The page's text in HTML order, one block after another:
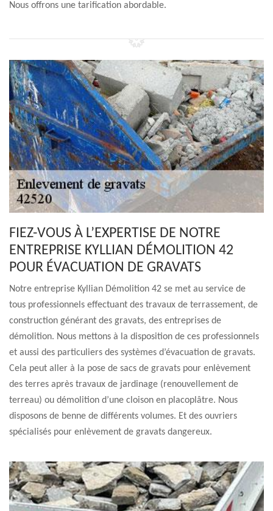
Nous offrons une tarification abordable.
FIEZ-VOUS À L’EXPERTISE DE NOTRE
ENTREPRISE KYLLIAN DÉMOLITION 42
POUR ÉVACUATION DE GRAVATS
Notre entreprise Kyllian Démolition 42 se met au service de
tous professionnels effectuant des travaux de terrassement, de
construction générant des gravats, des entreprises de
démolition. Nous mettons à la disposition de ces professionnels
et aussi des particuliers des systèmes d’évacuation de gravats.
Cela peut aller à la pose de sacs de gravats pour enlèvement
des terres après travaux de jardinage (renouvellement de
terreau) ou démolition d’une cloison en placoplâtre. Nous
disposons de benne de différents volumes. Et des ouvriers
spécialisés pour enlèvement de gravats dangereux.